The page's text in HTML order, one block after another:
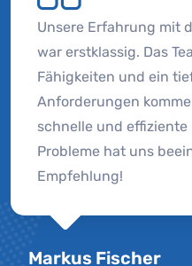
Unsere Erfahrung mit
war erstklassig. Das
Fähigkeiten und ein
Anforderungen
schnelle und effiziente
Probleme hat uns
Empfehlung!
Markus Fischer